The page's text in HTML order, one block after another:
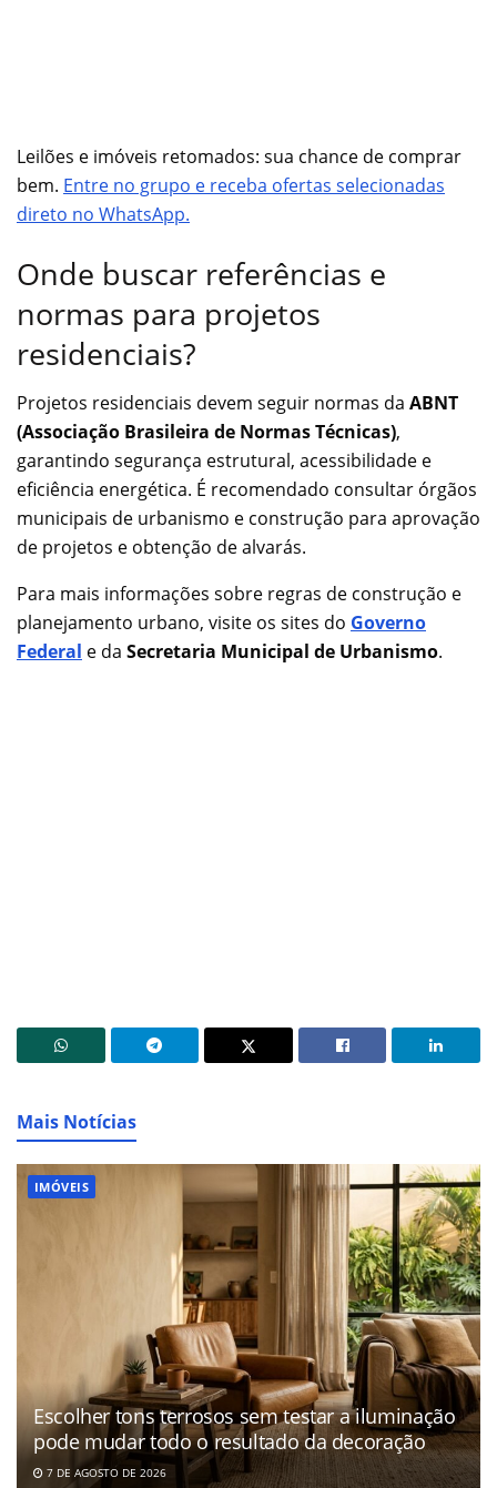
Leilões e imóveis retomados: sua chance de comprar
bem. Entre no grupo e receba ofertas selecionadas
direto no WhatsApp.
Onde buscar referências e
normas para projetos
residenciais?
Projetos residenciais devem seguir normas da ABNT
(Associação Brasileira de Normas Técnicas),
garantindo segurança estrutural, acessibilidade e
eficiência energética. É recomendado consultar órgãos
municipais de urbanismo e construção para aprovação
de projetos e obtenção de alvarás.
Para mais informações sobre regras de construção e
planejamento urbano, visite os sites do Governo
Federal e da Secretaria Municipal de Urbanismo.
Mais Notícias
IMÓVEIS
Escolher tons terrosos sem testar a iluminação
pode mudar todo o resultado da decoração
7 DE AGOSTO DE 2026